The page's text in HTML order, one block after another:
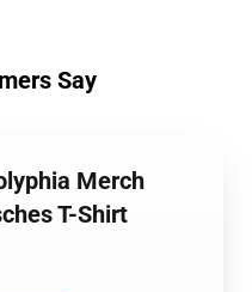
Say
Merch
T-Shirt